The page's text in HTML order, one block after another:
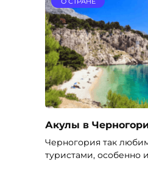
Акулы в
Черногория так
туристами, особенно